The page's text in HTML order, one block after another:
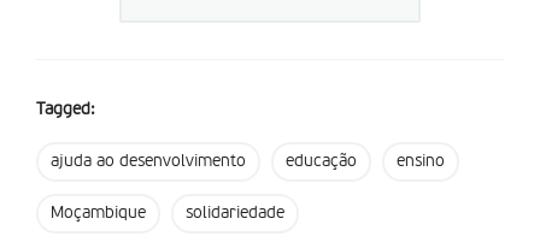
campanha de Natal e do apoio da Misereor, uma organização
Tagged:
ajuda ao desenvolvimento educação ensino
Moçambique solidariedade